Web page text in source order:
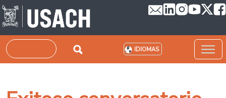
Pasar al contenido principal
Buscar IDIOMAS